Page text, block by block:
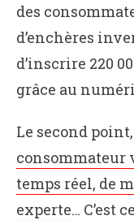
des
d’enchères
d’inscrire 220
grâce au
Le second
consommateur
temps réel, de
experte… C’est